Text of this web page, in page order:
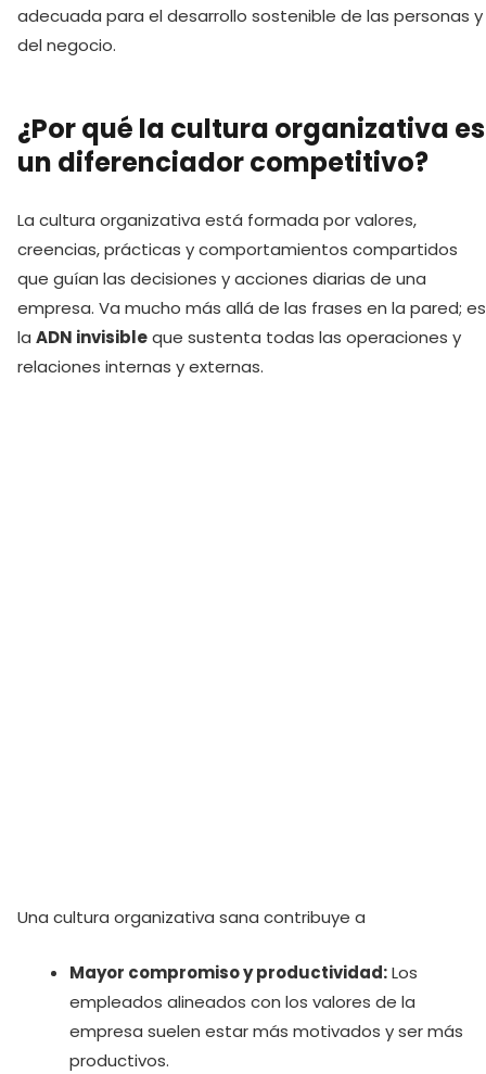
adecuada para el desarrollo sostenible de las personas y
del negocio.
¿Por qué la cultura organizativa es
un diferenciador competitivo?
La cultura organizativa está formada por valores,
creencias, prácticas y comportamientos compartidos
que guían las decisiones y acciones diarias de una
empresa. Va mucho más allá de las frases en la pared; es
la ADN invisibleque sustenta todas las operaciones y
relaciones internas y externas.
Una cultura organizativa sana contribuye a
Mayor compromiso y productividad:Los
empleados alineados con los valores de la
empresa suelen estar más motivados y ser más
productivos.